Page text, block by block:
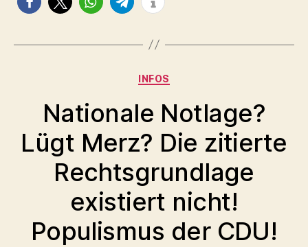
Kategorien
INFOS
Nationale Notlage?
Lügt Merz? Die zitierte
Rechtsgrundlage
existiert nicht!
Populismus der CDU!